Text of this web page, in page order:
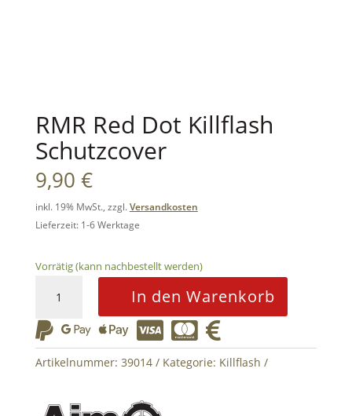
RMR Red Dot Killflash
Schutzcover
9,90 €
inkl. 19% MwSt., zzgl.Versandkosten
Lieferzeit: 1-6 Werktage
Vorrätig (kann nachbestellt werden)
Dot
Killflash
Schutzcover
In den Warenkorb
     
Artikelnummer: 39014 Kategorie: Killflash